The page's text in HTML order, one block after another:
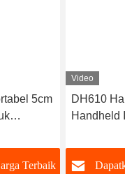
5cm
Terbaik
Video
DH610
Handheld